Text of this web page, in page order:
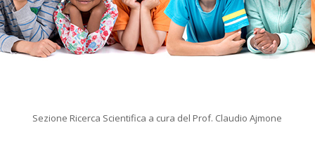
Sezione Ricerca Scientifica a cura del Prof. Claudio Ajmone